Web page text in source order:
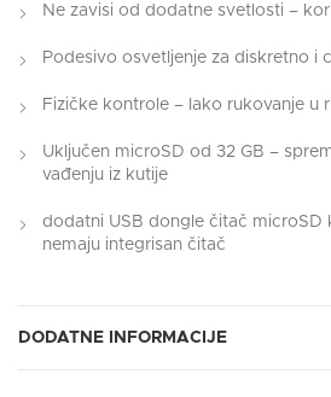
Ne zavisi od dodatne svetlosti –
Podesivo osvetljenje za diskretno i
Fizičke kontrole – lako rukovanje u
Uključen microSD od 32 GB –
vađenju iz kutije
dodatni USB dongle čitač microSD
nemaju integrisan čitač
DODATNE INFORMACIJE